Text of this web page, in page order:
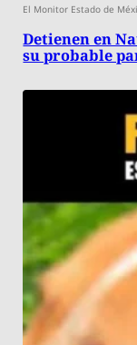
El Monitor Estado de
Detienen en
su probable